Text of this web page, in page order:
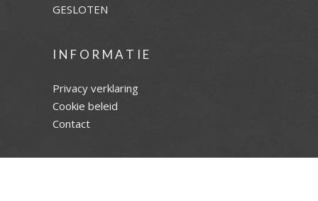
GESLOTEN
INFORMATIE
Privacy verklaring
Cookie beleid
Contact